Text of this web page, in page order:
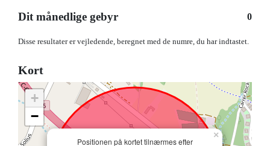
Dit månedlige gebyr 0
Disse resultater er vejledende, beregnet med de numre, du har indtastet.
Kort
Positionen på kortet tilnærmes efter
×
+
−